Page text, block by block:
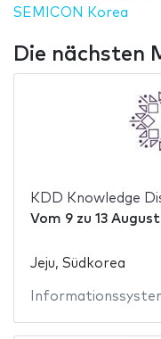
SEMICON Korea
Die nächsten
KDD Knowledge
Vom 9zu 13
Jeju, Südkorea